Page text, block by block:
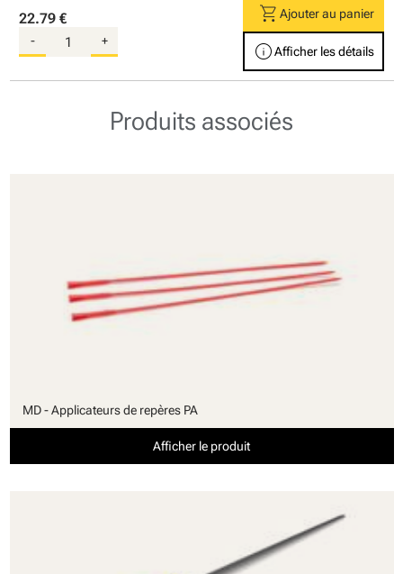
22.79 €
- +
shopping_cart Ajouter au panier
infoAfficher les détails
Produits associés
MD - Applicateurs de repères PA
Afficher le produit